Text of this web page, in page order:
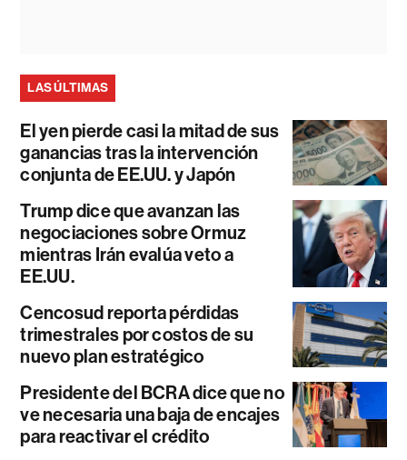
LAS ÚLTIMAS
El yen pierde casi la mitad de sus
ganancias tras la intervención
conjunta de EE.UU. y Japón
Trump dice que avanzan las
negociaciones sobre Ormuz
mientras Irán evalúa veto a
EE.UU.
Cencosud reporta pérdidas
trimestrales por costos de su
nuevo plan estratégico
Presidente del BCRA dice que no
ve necesaria una baja de encajes
para reactivar el crédito